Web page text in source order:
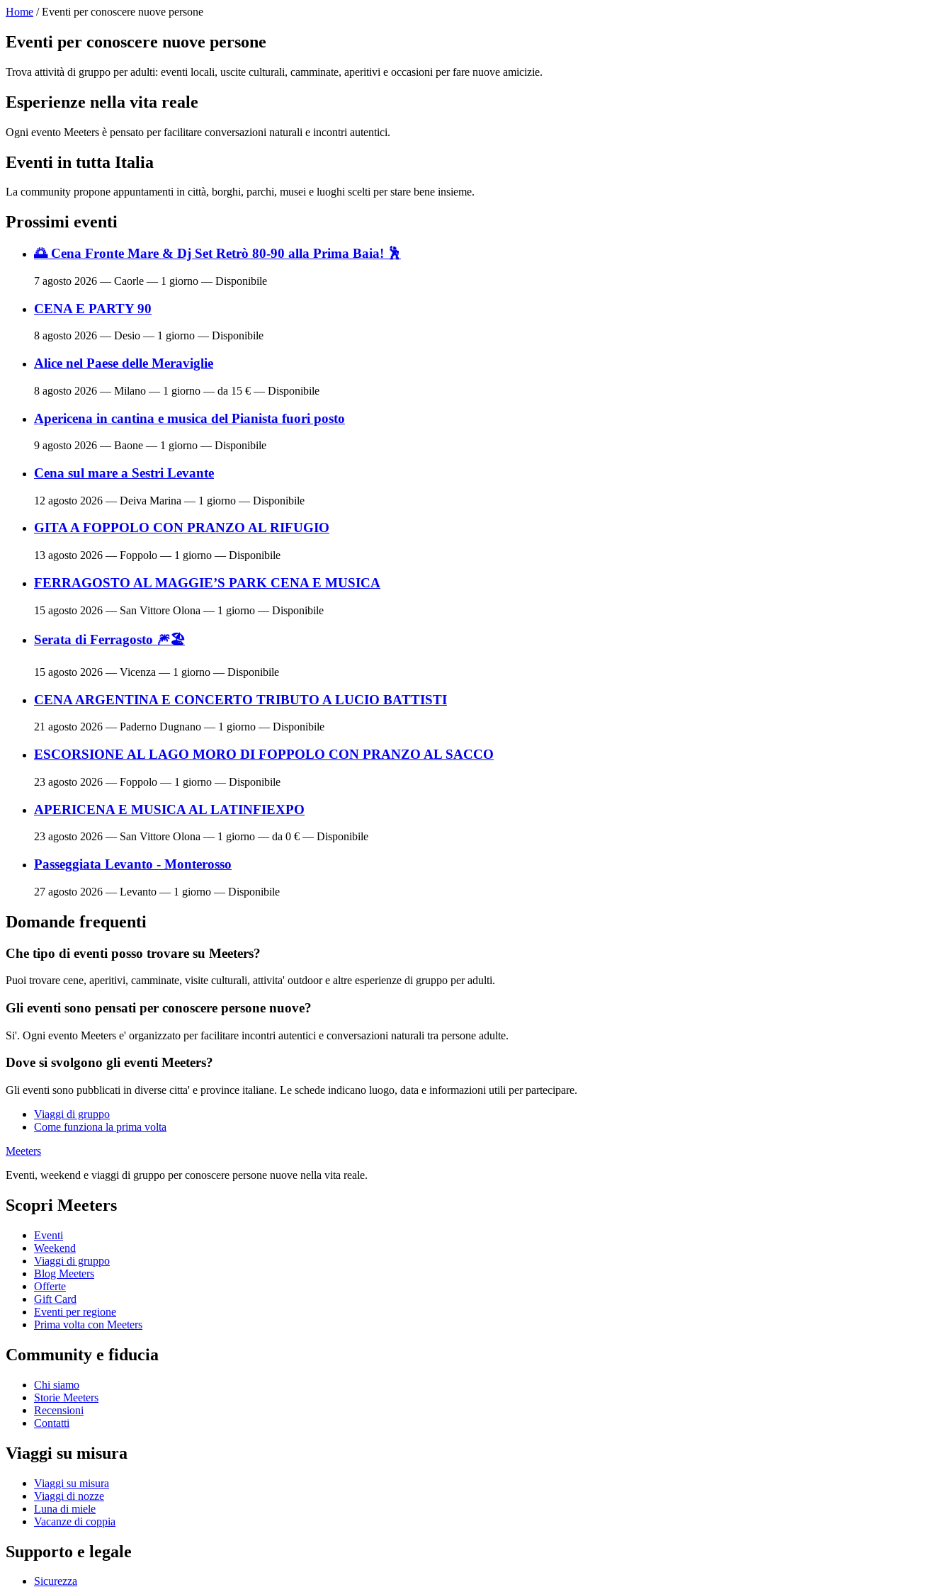
Home / Eventi per conoscere nuove persone
Eventi per conoscere nuove persone
Trova attività di gruppo per adulti: eventi locali, uscite culturali, camminate, aperitivi e occasioni per fare nuove amicizie.
Esperienze nella vita reale
Ogni evento Meeters è pensato per facilitare conversazioni naturali e incontri autentici.
Eventi in tutta Italia
La community propone appuntamenti in città, borghi, parchi, musei e luoghi scelti per stare bene insieme.
Prossimi eventi
🌅 Cena Fronte Mare & Dj Set Retrò 80-90 alla Prima Baia! 🕺
7 agosto 2026 — Caorle — 1 giorno — Disponibile
CENA E PARTY 90
8 agosto 2026 — Desio — 1 giorno — Disponibile
Alice nel Paese delle Meraviglie
8 agosto 2026 — Milano — 1 giorno — da 15 € — Disponibile
Apericena in cantina e musica del Pianista fuori posto
9 agosto 2026 — Baone — 1 giorno — Disponibile
Cena sul mare a Sestri Levante
12 agosto 2026 — Deiva Marina — 1 giorno — Disponibile
GITA A FOPPOLO CON PRANZO AL RIFUGIO
13 agosto 2026 — Foppolo — 1 giorno — Disponibile
FERRAGOSTO AL MAGGIE’S PARK CENA E MUSICA
15 agosto 2026 — San Vittore Olona — 1 giorno — Disponibile
Serata di Ferragosto 🎆🏖
15 agosto 2026 — Vicenza — 1 giorno — Disponibile
CENA ARGENTINA E CONCERTO TRIBUTO A LUCIO BATTISTI
21 agosto 2026 — Paderno Dugnano — 1 giorno — Disponibile
ESCORSIONE AL LAGO MORO DI FOPPOLO CON PRANZO AL SACCO
23 agosto 2026 — Foppolo — 1 giorno — Disponibile
APERICENA E MUSICA AL LATINFIEXPO
23 agosto 2026 — San Vittore Olona — 1 giorno — da 0 € — Disponibile
Passeggiata Levanto - Monterosso
27 agosto 2026 — Levanto — 1 giorno — Disponibile
Domande frequenti
Che tipo di eventi posso trovare su Meeters?
Puoi trovare cene, aperitivi, camminate, visite culturali, attivita' outdoor e altre esperienze di gruppo per adulti.
Gli eventi sono pensati per conoscere persone nuove?
Si'. Ogni evento Meeters e' organizzato per facilitare incontri autentici e conversazioni naturali tra persone adulte.
Dove si svolgono gli eventi Meeters?
Gli eventi sono pubblicati in diverse citta' e province italiane. Le schede indicano luogo, data e informazioni utili per partecipare.
Viaggi di gruppo
Come funziona la prima volta
Meeters
Eventi, weekend e viaggi di gruppo per conoscere persone nuove nella vita reale.
Scopri Meeters
Eventi
Weekend
Viaggi di gruppo
Blog Meeters
Offerte
Gift Card
Eventi per regione
Prima volta con Meeters
Community e fiducia
Chi siamo
Storie Meeters
Recensioni
Contatti
Viaggi su misura
Viaggi su misura
Viaggi di nozze
Luna di miele
Vacanze di coppia
Supporto e legale
Sicurezza